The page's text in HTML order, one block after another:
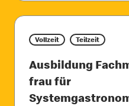
Vollzeit Teilzeit
Ausbildung
frau für